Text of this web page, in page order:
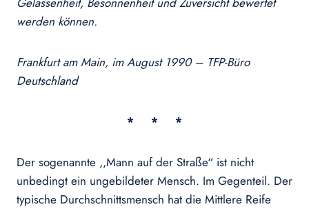
werden können.
Frankfurt am Main, im August 1990 – TFP-Büro
Deutschland
* * *
Der sogenannte ,,Mann auf der Straße“ ist nicht
unbedingt ein ungebildeter Mensch. Im Gegenteil. Der
typische Durchschnittsmensch hat die Mittlere Reife